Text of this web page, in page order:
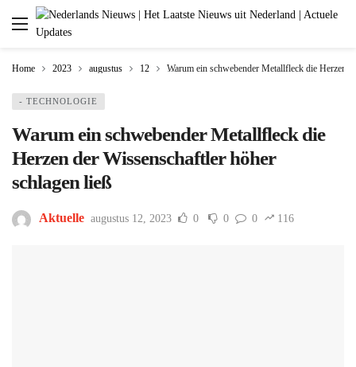
Home 2023 augustus 12 Warum ein schwebender Metallfleck die Herzen
- TECHNOLOGIE
Warum ein schwebender Metallfleck die
Herzen der Wissenschaftler höher
schlagen ließ
Aktuelle augustus 12, 2023 0 0 0 116